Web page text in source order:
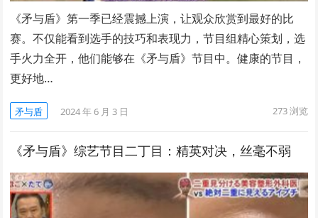
《矛与盾》第一季已经震撼上演，让观众欣赏到最好的比
赛。不仅能看到选手的技巧和表现力，节目组精心策划，选
手火力全开，他们能够在《矛与盾》节目中。健康的节目，
更好地…
矛与盾 2024 年 6 月 3 日 273浏览
《矛与盾》综艺节目二丁目：精英对决，丝毫不弱